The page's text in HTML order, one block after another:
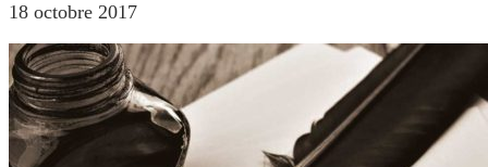
18 octobre 2017